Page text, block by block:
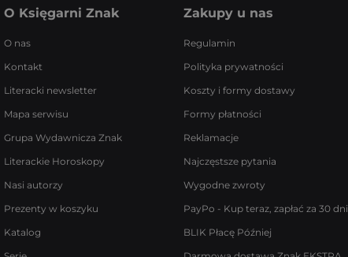
O Księgarni Znak
O nas
Kontakt
Literacki newsletter
Mapa serwisu
Grupa Wydawnicza Znak
Literackie Horoskopy
Nasi autorzy
Prezenty w koszyku
Katalog
Zakupy u nas
Regulamin
Polityka prywatności
Koszty i formy dostawy
Formy płatności
Reklamacje
Najczęstsze pytania
Wygodne zwroty
PayPo - Kup teraz, zapłać za 30 dni
BLIK Płacę Później